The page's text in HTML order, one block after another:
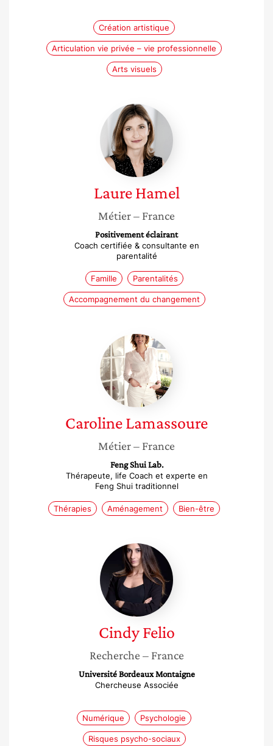
Création artistique
Articulation vie privée – vie professionnelle
Arts visuels
Laure
Hamel
Laure Hamel
Métier– France
Positivement éclairant
Coach certifiée & consultante en
parentalité
Famille Parentalités
Accompagnement du changement
Caroline
Lamassoure
CarolineLamassoure
Métier– France
Feng Shui Lab.
Thérapeute, life Coach et experte en
Feng Shui traditionnel
Thérapies Aménagement Bien-être
Cindy
Felio
Cindy Felio
Recherche – France
Université Bordeaux Montaigne
Chercheuse Associée
Numérique Psychologie
Risques psycho-sociaux